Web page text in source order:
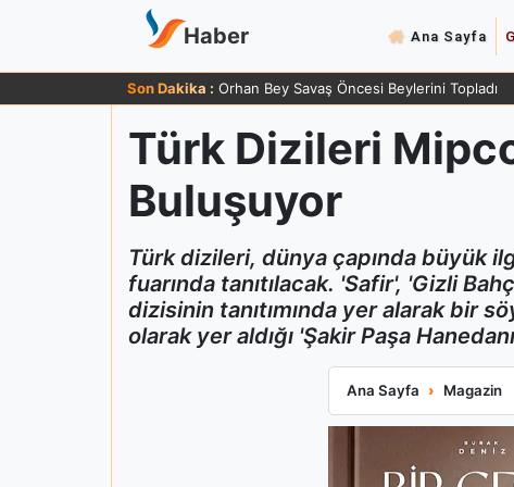
Haber Ana Sayfa
Son Dakika : Orhan Bey Savaş Öncesi Beylerini Topladı
Türk Dizileri
Buluşuyor
Türk dizileri, dünya çapında büyük
fuarında tanıtılacak. 'Safir', 'Gizli
dizisinin tanıtımında yer alarak bir
olarak yer aldığı 'Şakir Paşa
Ana Sayfa Magazin
Türk Dizileri Mipcom